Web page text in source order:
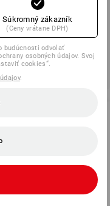
Súkromný zákazník
(Ceny vrátane DPH)
budúcnosti odvolať
osobných údajov. Svoj
cookies“.
.